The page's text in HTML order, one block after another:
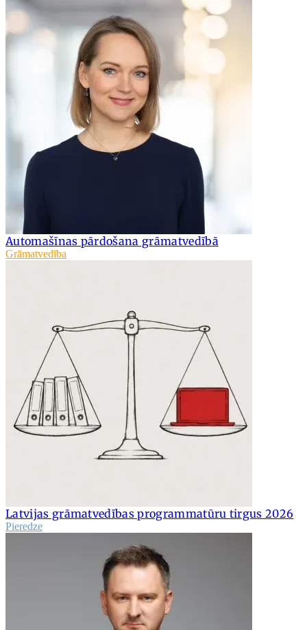
Automašīnas pārdošana grāmatvedībā
Grāmatvedība
Latvijas grāmatvedības programmatūru tirgus 2026
Pieredze